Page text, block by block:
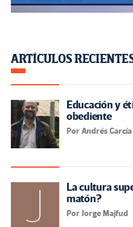
ARTÍCULOS
Educación y
obediente
Por Andrés
La cultura
matón?
Por Jorge Majfud